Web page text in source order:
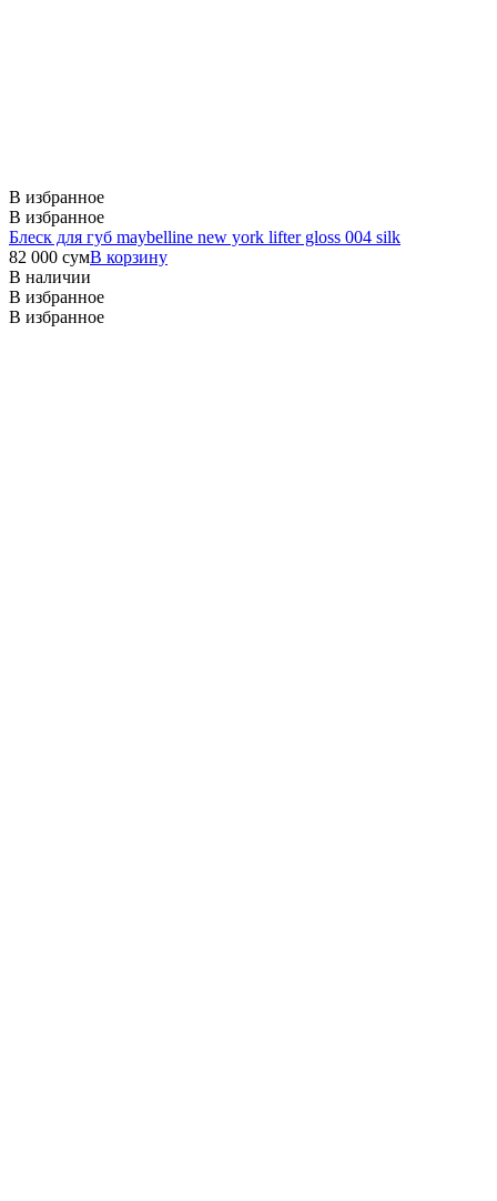
В избранное
В избранное
Блеск для губ maybelline new york lifter gloss 004 silk
82 000 сумВ корзину
В наличии
В избранное
В избранное